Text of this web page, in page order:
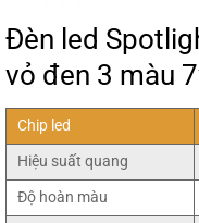
Đèn led
vỏ đen 3 màu
Chip led
Hiệu suất quang
Độ hoàn màu